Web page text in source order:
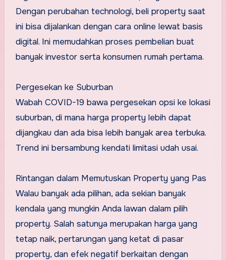
Dengan perubahan technologi, beli property saat
ini bisa dijalankan dengan cara online lewat basis
digital. Ini memudahkan proses pembelian buat
banyak investor serta konsumen rumah pertama.
Pergesekan ke Suburban
Wabah COVID-19 bawa pergesekan opsi ke lokasi
suburban, di mana harga property lebih dapat
dijangkau dan ada bisa lebih banyak area terbuka.
Trend ini bersambung kendati limitasi udah usai.
Rintangan dalam Memutuskan Property yang Pas
Walau banyak ada pilihan, ada sekian banyak
kendala yang mungkin Anda lawan dalam pilih
property. Salah satunya merupakan harga yang
tetap naik, pertarungan yang ketat di pasar
property, dan efek negatif berkaitan dengan